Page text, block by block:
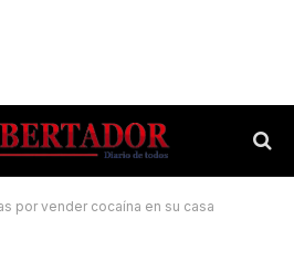
por vender cocaína en su casa